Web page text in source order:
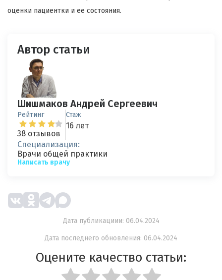
оценки пациентки и ее состояния.
Автор статьи
Шишмаков Андрей Сергеевич
Рейтинг
38 отзывов
Стаж
16 лет
Специализация:
Врачи общей практики
Написать врачу
Дата публикациии: 06.04.2024
Дата последнего обновления: 06.04.2024
Оцените качество статьи: